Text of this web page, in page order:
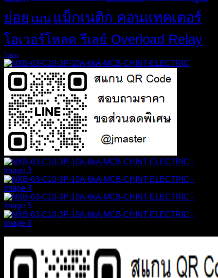
ย่อย เมน แม็กเนติก คอนแทคเตอร์
โอเวอร์โหลด รีเลย์ Overload Relay
ไขควง